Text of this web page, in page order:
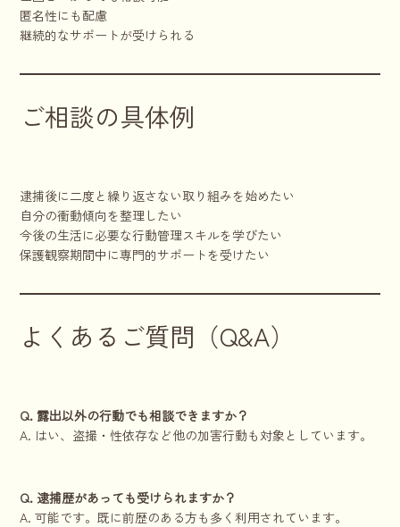
匿名性にも配慮
継続的なサポートが受けられる
ご相談の具体例
逮捕後に二度と繰り返さない取り組みを始めたい
自分の衝動傾向を整理したい
今後の生活に必要な行動管理スキルを学びたい
保護観察期間中に専門的サポートを受けたい
よくあるご質問（Q&A）
Q. 露出以外の行動でも相談できますか？
A. はい、盗撮・性依存など他の加害行動も対象としています。
Q. 逮捕歴があっても受けられますか？
A. 可能です。既に前歴のある方も多く利用されています。